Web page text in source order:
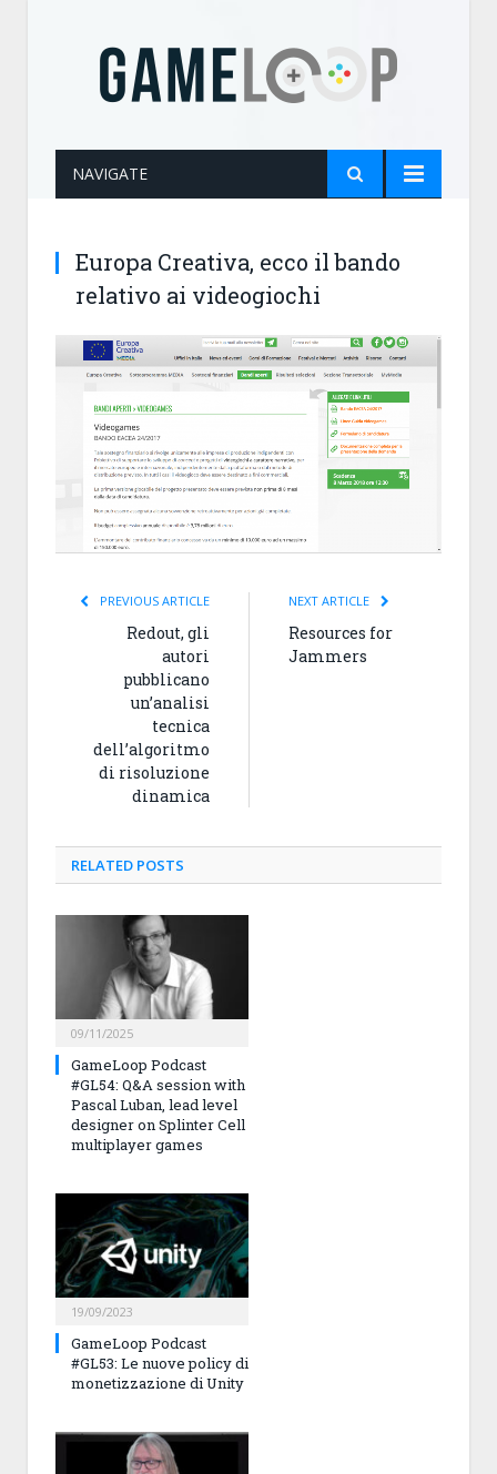
NAVIGATE
Europa Creativa, ecco il bando
relativo ai videogiochi
PREVIOUS ARTICLE
Redout, gli
autori
pubblicano
un’analisi
tecnica
dell’algoritmo
di risoluzione
dinamica
NEXT ARTICLE
Resources for
Jammers
RELATED POSTS
09/11/2025
GameLoop Podcast
#GL54: Q&A session with
Pascal Luban, lead level
designer on Splinter Cell
multiplayer games
19/09/2023
GameLoop Podcast
#GL53: Le nuove policy di
monetizzazione di Unity